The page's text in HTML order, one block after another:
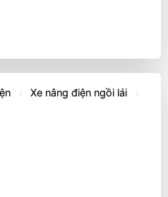
Xe nâng điện ngồi lái